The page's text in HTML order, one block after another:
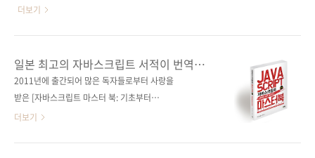
에 5 버전이 나왔죠. 오늘 소개할 책은 Angular
1부터 꾸준히 개정판을 내면서 업데이트되었고,
버전인 5 버전도 충분히 대응하고 있습니다. 이
책의 가장 큰 장점은 600쪽이 넘는 방대한 페이
지에 앵귤러의..
부터 완벽한 현장 대응까지! 출판사 제이펍원출
명 야마다 요시히로역자명 정인식출판일 2017
년 8월 16일페이지 516쪽판 형 46배판변형
(188*245*25)제 본 무선(soft cover)정 가
키워드 자바스크립트 / ECMAScript 6 / Ajax /
객체지향 프로그래밍분야 프로그래밍 / 자바스
더보기
일본 최고의 자바스크립트 서적이 번역
출간됩니다!
2011년에 출간되어 많은 독자들로부터 사랑을
받은 [자바스크립트 마스터 북: 기초부터
Ajax/JQuery까지]가 이번에 전면 개정되어 근
더보기